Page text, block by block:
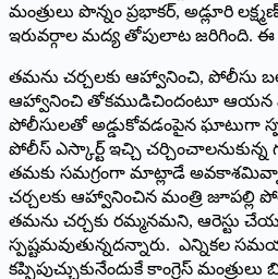
మంత్రులు పొన్నం ప్రభాకర్‌, అడ్లూరి
ఇరువర్గాల మద్య తోపులాట జరిగింది. ఈ
తమను చర్చలకు ఆహ్వానించి, పోలీసు
ఆహ్వానించి తోకముడిచిందంటూ ఆయన
పోలీసులతో అడ్డుకోవడంపైన ఘాటుగా
పోలీస్‌ ఎస్కార్ట్ ఇచ్చి
తమకు సమగ్రంగా మాట్లాడే
చర్చలకు ఆహ్వానించిన మంత్రి
తమను చర్చకు రమ్మనమని, ఆరెస్టు
స్పష్టమవుతున్నదన్నారు. ఎన్నికల
కప్పిపుచ్చుకునేందుకే కాంగ్రెస్‌